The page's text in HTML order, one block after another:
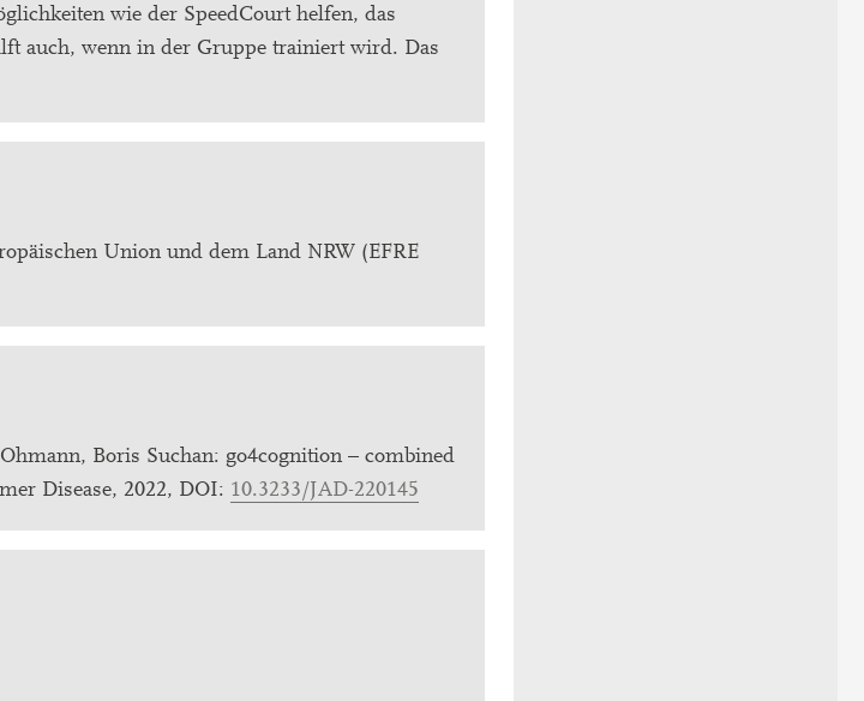
wie der SpeedCourt helfen, das
auch, wenn in der Gruppe trainiert wird. Das
Union und dem Land NRW (EFRE
Boris Suchan: go4cognition – combined
Disease, 2022, DOI: 10.3233/JAD-220145